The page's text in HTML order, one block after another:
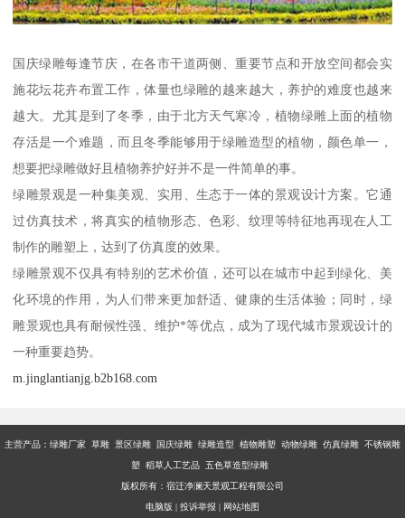
国庆绿雕每逢节庆，在各市干道两侧、重要节点和开放空间都会实
施花坛花卉布置工作，体量也绿雕的越来越大，养护的难度也越来
越大。尤其是到了冬季，由于北方天气寒冷，植物绿雕上面的植物
存活是一个难题，而且冬季能够用于绿雕造型的植物，颜色单一，
想要把绿雕做好且植物养护好并不是一件简单的事。
绿雕景观是一种集美观、实用、生态于一体的景观设计方案。它通
过仿真技术，将真实的植物形态、色彩、纹理等特征地再现在人工
制作的雕塑上，达到了仿真度的效果。
绿雕景观不仅具有特别的艺术价值，还可以在城市中起到绿化、美
化环境的作用，为人们带来更加舒适、健康的生活体验；同时，绿
雕景观也具有耐候性强、维护*等优点，成为了现代城市景观设计的
一种重要趋势。
m.jinglantianjg.b2b168.com
主营产品： 绿雕厂家 草雕 景区绿雕 国庆绿雕 绿雕造型 植物雕塑 动物绿雕 仿真绿雕 不锈钢雕
塑 稻草人工艺品 五色草造型绿雕
版权所有：宿迁净澜天景观工程有限公司
电脑版 投诉举报 网站地图